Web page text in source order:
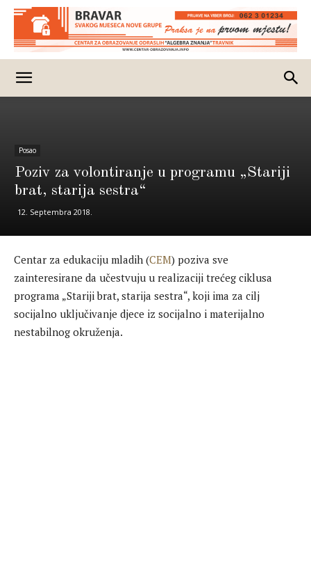
Posao
Poziv za volontiranje u programu „Stariji
brat, starija sestra“
12. Septembra 2018.
Centar za edukaciju mladih (CEM) poziva sve
zainteresirane da učestvuju u realizaciji trećeg ciklusa
programa „Stariji brat, starija sestra“, koji ima za cilj
socijalno uključivanje djece iz socijalno i materijalno
nestabilnog okruženja.